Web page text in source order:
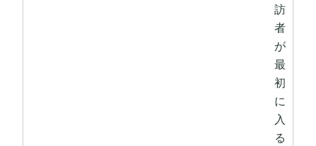
訪
者
が
最
初
に
入
る